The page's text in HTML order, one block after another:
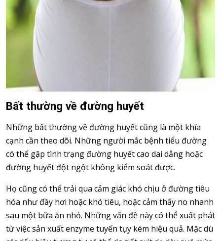
Bất thường về đường huyết
Những bất thường về đường huyết cũng là một khía
cạnh cần theo dõi. Những người mắc bệnh tiểu đường
có thể gặp tình trạng đường huyết cao dai dẳng hoặc
đường huyết đột ngột không kiểm soát được.
Họ cũng có thể trải qua cảm giác khó chịu ở đường tiêu
hóa như đầy hơi hoặc khó tiêu, hoặc cảm thấy no nhanh
sau một bữa ăn nhỏ. Những vấn đề này có thể xuất phát
từ việc sản xuất enzyme tuyến tụy kém hiệu quả. Mặc dù